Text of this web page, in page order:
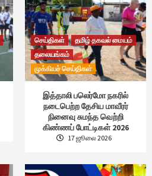
செய்திகள்
தமிழ் தகவல் மையம்
தலையங்கம்
முக்கியச் செய்திகள்
இத்தாலி பலெர்மோ நகரில்
நடைபெற்ற தேசிய மாவீரர்
நினைவு சுமந்த வெற்றி
கிண்ணப் போட்டிகள் 2026
17 ஜூலை 2026